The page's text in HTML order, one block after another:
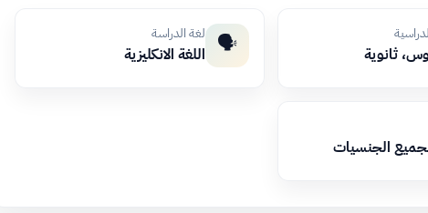
ثانوية 🗣️ لغة الدراسة
اللغة الانكليزية
الجنسيات